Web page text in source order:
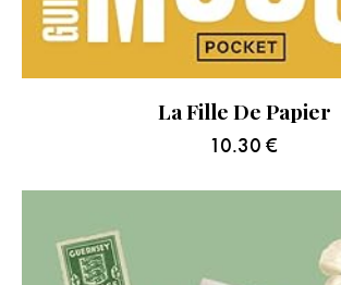
La Fille De Papier
10.30 €